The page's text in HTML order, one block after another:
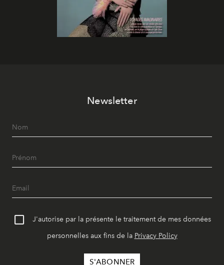
Newsletter
J'autorise par la présente le traitement de mes données
personnelles aux fins de la Privacy Policy